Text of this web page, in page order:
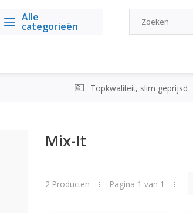
Alle
categorieën
Topkwaliteit, slim geprijsd
Mix-It
2 Producten Pagina 1 van 1